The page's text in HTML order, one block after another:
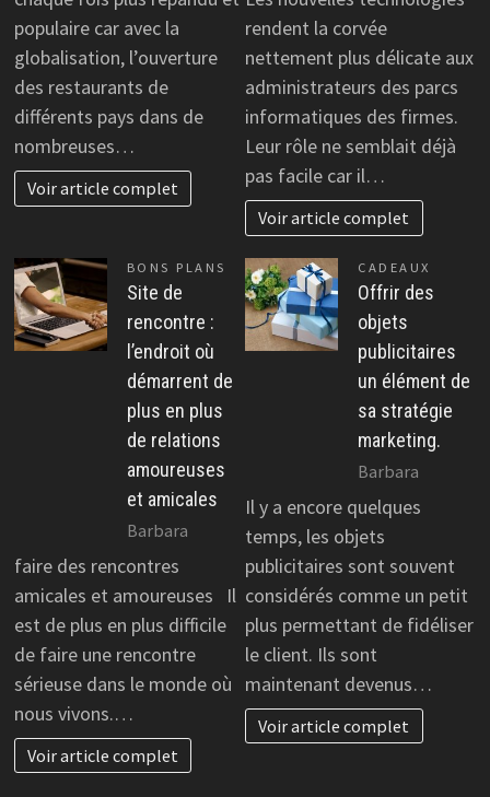
populaire car avec la
globalisation, l’ouverture
des restaurants de
différents pays dans de
nombreuses…
Voir article complet
rendent la corvée
nettement plus délicate aux
administrateurs des parcs
informatiques des firmes.
Leur rôle ne semblait déjà
pas facile car il…
Voir article complet
BONS PLANS
Site de
rencontre :
l’endroit où
démarrent de
plus en plus
de relations
amoureuses
et amicales
Barbara
faire des rencontres
amicales et amoureuses Il
est de plus en plus difficile
de faire une rencontre
sérieuse dans le monde où
nous vivons.…
Voir article complet
CADEAUX
Offrir des
objets
publicitaires
un élément de
sa stratégie
marketing.
Barbara
Il y a encore quelques
temps, les objets
publicitaires sont souvent
considérés comme un petit
plus permettant de fidéliser
le client. Ils sont
maintenant devenus…
Voir article complet